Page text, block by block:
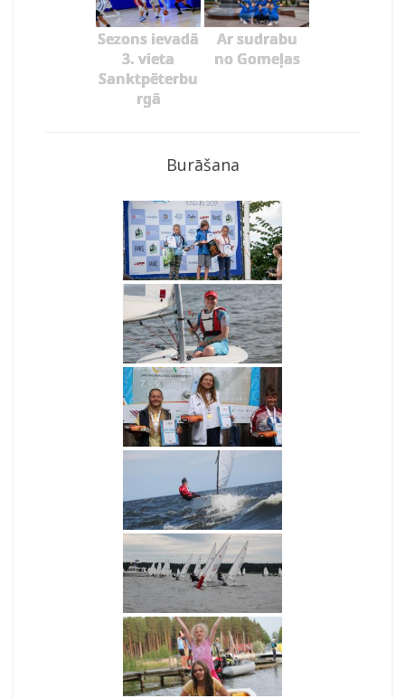
Sezons ievadā
3. vieta
Sanktpēterbu
rgā
Ar sudrabu
no Gomeļas
Burāšana